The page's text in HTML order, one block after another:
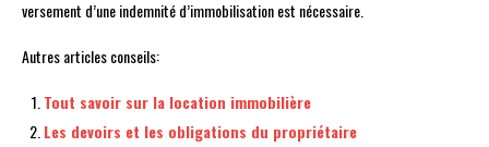
versement d’une indemnité d’immobilisation est nécessaire.
Autres articles conseils:
Tout savoir sur la location immobilière
Les devoirs et les obligations du propriétaire